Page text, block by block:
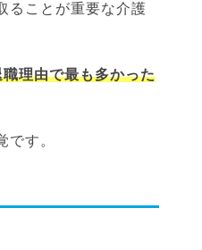
ることが重要な介護
職理由で最も多かった
です。